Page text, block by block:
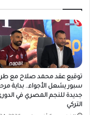
توقيع عقد محمد صلاح مع
سبور يشعل الأجواء.. بداية
جديدة للنجم المصري في
التركي